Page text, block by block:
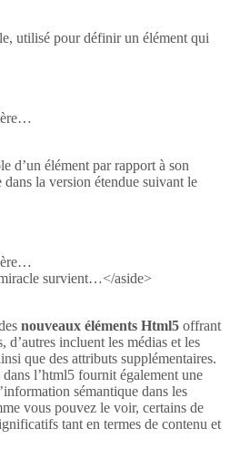
utilisé pour définir un élément qui
d’un élément par rapport à son
la version étendue suivant le
survient…</aside>
nouveaux éléments Html5 offrant
d’autres incluent les médias et les
que des attributs supplémentaires.
l’html5 fournit également une
sémantique dans les
vous pouvez le voir, certains de
tant en termes de contenu et